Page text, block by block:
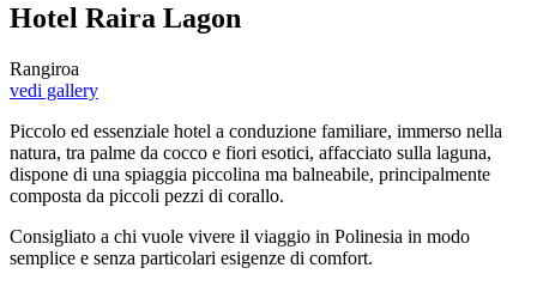
Hotel Raira Lagon
Rangiroa
vedi gallery
Piccolo ed essenziale hotel a conduzione familiare, immerso nella
natura, tra palme da cocco e fiori esotici, affacciato sulla laguna,
dispone di una spiaggia piccolina ma balneabile, principalmente
composta da piccoli pezzi di corallo.
Consigliato a chi vuole vivere il viaggio in Polinesia in modo
semplice e senza particolari esigenze di comfort.